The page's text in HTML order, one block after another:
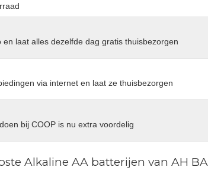
en laat alles dezelfde dag gratis thuisbezorgen
via internet en laat ze thuisbezorgen
bij COOP is nu extra voordelig
Alkaline AA batterijen van AH